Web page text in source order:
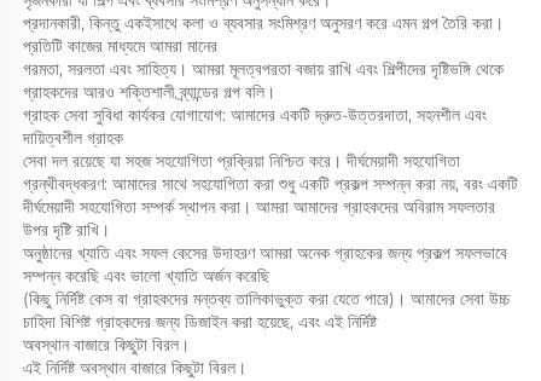
প্রদানকারী, কিন্তু একইসাথে কলা ও ব্যবসার সংমিশ্রণ অনুসরণ করে এমন গল্প তৈরি করা।
প্রতিটি কাজের মাধ্যমে আমরা মানের
গরমতা, সরলতা এবং সাহিত্য। আমরা মূলত্বপরতা বজায় রাখি এবং শিল্পীদের দৃষ্টিভঙ্গি থেকে
গ্রাহকদের আরও শক্তিশালী ব্র্যান্ডের গল্প বলি।
গ্রাহক সেবা সুবিধা কার্যকর যোগাযোগ: আমাদের একটি দ্রুত-উত্তরদাতা, সহনশীল এবং
দায়িত্বশীল গ্রাহক
সেবা দল রয়েছে যা সহজ সহযোগিতা প্রক্রিয়া নিশ্চিত করে। দীর্ঘমেয়াদী সহযোগিতা
গ্রন্থীবদ্ধকরণ: আমাদের সাথে সহযোগিতা করা শুধু একটি প্রকল্প সম্পন্ন করা নয়, বরং একটি
দীর্ঘমেয়াদী সহযোগিতা সম্পর্ক স্থাপন করা। আমরা আমাদের গ্রাহকদের অবিরাম সফলতার
উপর দৃষ্টি রাখি।
অনুষ্ঠানের খ্যাতি এবং সফল কেসের উদাহরণ আমরা অনেক গ্রাহকের জন্য প্রকল্প সফলভাবে
সম্পন্ন করেছি এবং ভালো খ্যাতি অর্জন করেছি
(কিছু নির্দিষ্ট কেস বা গ্রাহকদের মন্তব্য তালিকাভুক্ত করা যেতে পারে)। আমাদের সেবা উচ্চ
চাহিদা বিশিষ্ট গ্রাহকদের জন্য ডিজাইন করা হয়েছে, এবং এই নির্দিষ্ট
অবস্থান বাজারে কিছুটা বিরল।
এই নির্দিষ্ট অবস্থান বাজারে কিছুটা বিরল।